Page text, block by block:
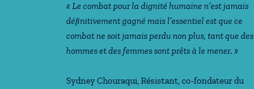
« Le combat pour la dignité humaine n’est jamais
déﬁnitivement gagné mais l’essentiel est que ce
combat ne soit jamais perdu non plus, tant que des
hommes et des femmes sont prêts à le mener. »
Sydney Chouraqui, Résistant, co-fondateur du